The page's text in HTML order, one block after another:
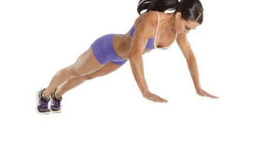
В наше время неправильное питание
присутствует у многих, отсюда и вытекает
жалоба – лишний вес. Исправить это поможет 2
вещи – правильное питание и регулярные
физические нагрузки.
Чтобы похудеть – не обязательно ходить в зал,